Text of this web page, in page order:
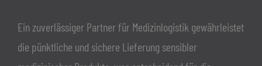
Ein zuverlässiger Partner für Medizinlogistik gewährleistet
die pünktliche und sichere Lieferung sensibler